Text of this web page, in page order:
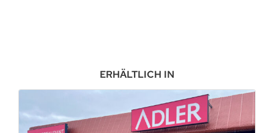
ERHÄLTLICH IN